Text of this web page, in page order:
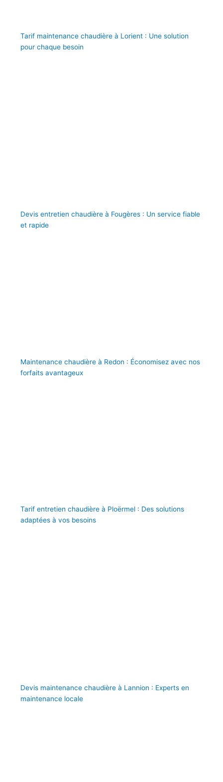
Tarif maintenance chaudière à Lorient : Une solution
pour chaque besoin
Devis entretien chaudière à Fougères : Un service fiable
et rapide
Maintenance chaudière à Redon : Économisez avec nos
forfaits avantageux
Tarif entretien chaudière à Ploërmel : Des solutions
adaptées à vos besoins
Devis maintenance chaudière à Lannion : Experts en
maintenance locale